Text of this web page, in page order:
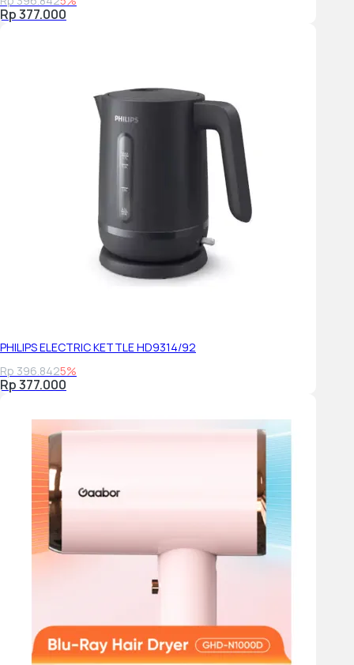
Rp 377.000
PHILIPS ELECTRIC KETTLE HD9314/92
Rp 396.8425%
Rp 377.000